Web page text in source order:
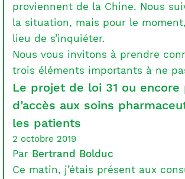
proviennent de la Chine. Nous
la situation, mais pour le
lieu de s’inquiéter.
Nous vous invitons à prendre
trois éléments importants à ne
Le projet de loi 31 ou encore
d’accès aux soins
les patients
2 octobre 2019
Par Bertrand Bolduc
Ce matin, j’étais présent aux